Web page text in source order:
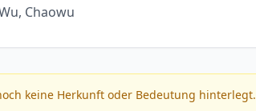
Chaowu
keine Herkunft oder Bedeutung hinterlegt.